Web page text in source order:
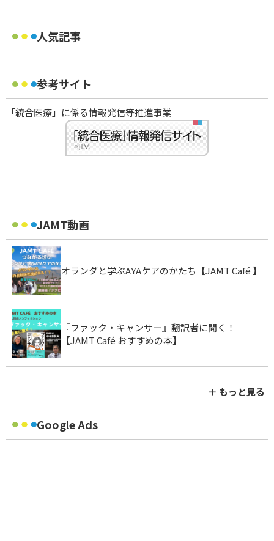
人気記事
参考サイト
「統合医療」に係る情報発信等推進事業
JAMT動画
オランダと学ぶAYAケアのかたち【JAMT Café 】
『ファック・キャンサー』翻訳者に聞く！
【JAMT Café おすすめの本】
＋ もっと見る
Google Ads